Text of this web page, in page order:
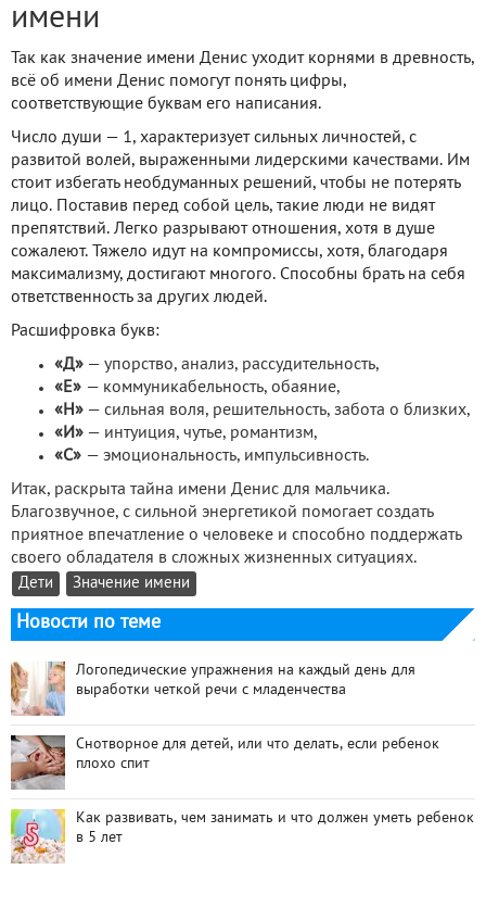
имени
Так как значение имени Денис уходит корнями в древность,
всё об имени Денис помогут понять цифры,
соответствующие буквам его написания.
Число души — 1, характеризует сильных личностей, с
развитой волей, выраженными лидерскими качествами. Им
стоит избегать необдуманных решений, чтобы не потерять
лицо. Поставив перед собой цель, такие люди не видят
препятствий. Легко разрывают отношения, хотя в душе
сожалеют. Тяжело идут на компромиссы, хотя, благодаря
максимализму, достигают многого. Способны брать на себя
ответственность за других людей.
Расшифровка букв:
«Д» — упорство, анализ, рассудительность,
«Е» — коммуникабельность, обаяние,
«Н» — сильная воля, решительность, забота о близких,
«И» — интуиция, чутье, романтизм,
«С» — эмоциональность, импульсивность.
Итак, раскрыта тайна имени Денис для мальчика.
Благозвучное, с сильной энергетикой помогает создать
приятное впечатление о человеке и способно поддержать
своего обладателя в сложных жизненных ситуациях.
Дети Значение имени
Новости по теме
Логопедические упражнения на каждый день для
выработки четкой речи с младенчества
Снотворное для детей, или что делать, если ребенок
плохо спит
Как развивать, чем занимать и что должен уметь ребенок
в 5 лет